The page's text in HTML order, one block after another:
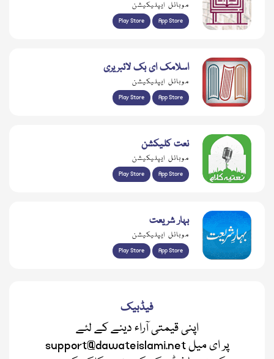
موبائل ایپلیکیشن
Play Store App Store
اسلامک ای بک لائبریری
موبائل ایپلیکیشن
Play Store App Store
نعت کلیکشن
موبائل ایپلیکیشن
Play Store App Store
بہار شریعت
موبائل ایپلیکیشن
Play Store App Store
فیڈبیک
اپنی قیمتی آراء دینے کے لئے
support@dawateislami.net پر ای میل